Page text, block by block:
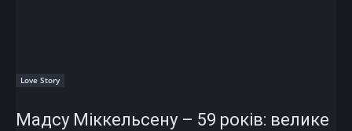
Love Story
Мадсу Міккельсену – 59 років: велике